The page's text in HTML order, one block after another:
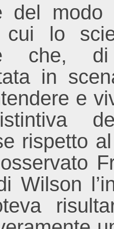
del
lo
che,
in
e
rispetto
Wilson